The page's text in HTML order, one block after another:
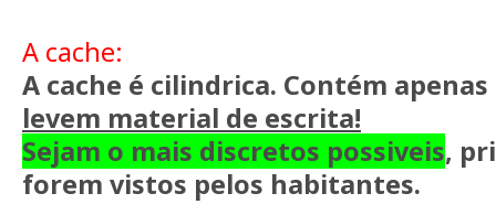
A cache:
A cache é cilindrica. Contém
levem material de escrita!
Sejam o mais discretos possiveis,
forem vistos pelos habitantes.